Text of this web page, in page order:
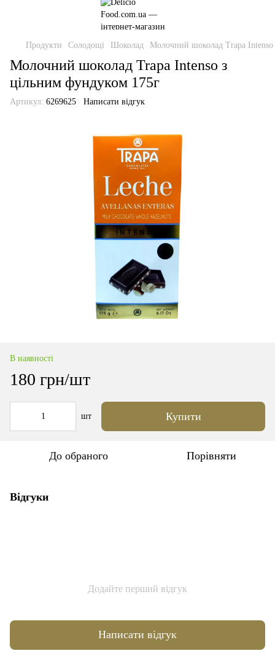
Продукти Солодощі Шоколад Молочний шоколад Trapa
Молочний шоколад Trapa Intenso з
цільним фундуком 175г
Артикул: 6269625 Написати відгук
В наявності
180 грн/шт
шт Купити
До обраного Порівняти
Відгуки
Додайте перший відгук
Написати відгук